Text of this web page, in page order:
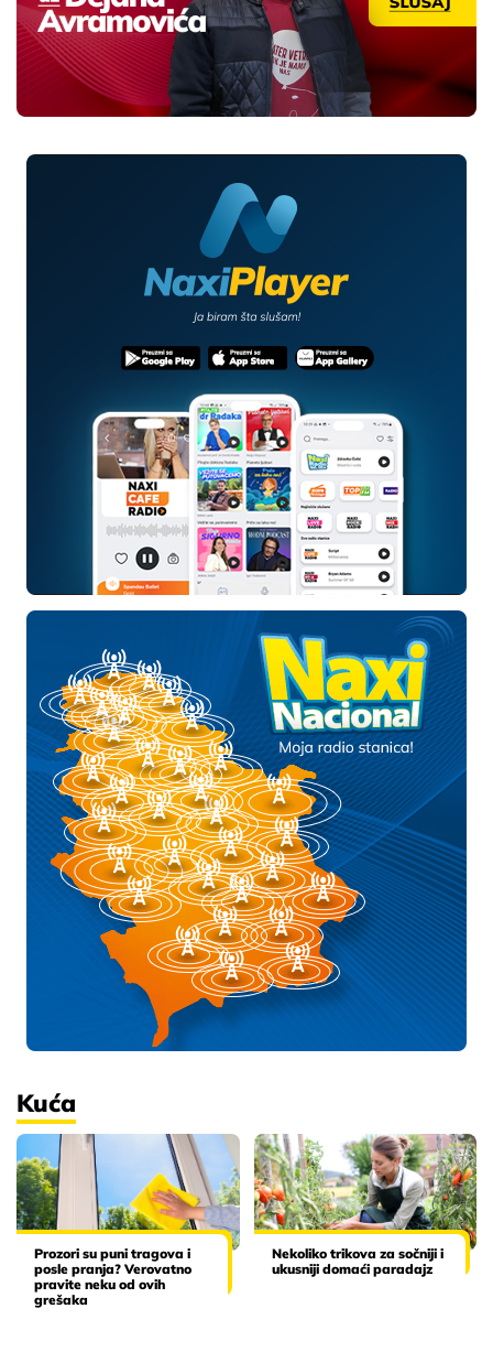
Kuća
Prozori su puni tragova i
posle pranja? Verovatno
pravite neku od ovih
grešaka
Nekoliko trikova za sočniji i
ukusniji domaći paradajz